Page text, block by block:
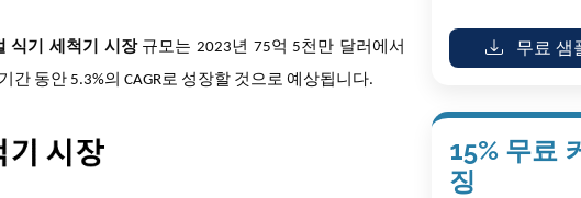
식기 세척기 시장규모는 2023년 75억 5천만 달러에서
동안 5.3%의 CAGR로 성장할 것으로 예상됩니다.
무료 샘
15% 무료
징